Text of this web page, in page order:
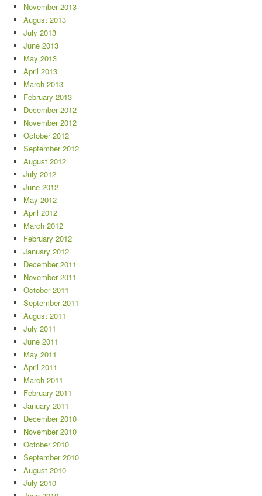
November 2013
August 2013
July 2013
June 2013
May 2013
April 2013
March 2013
February 2013
December 2012
November 2012
October 2012
September 2012
August 2012
July 2012
June 2012
May 2012
April 2012
March 2012
February 2012
January 2012
December 2011
November 2011
October 2011
September 2011
August 2011
July 2011
June 2011
May 2011
April 2011
March 2011
February 2011
January 2011
December 2010
November 2010
October 2010
September 2010
August 2010
July 2010